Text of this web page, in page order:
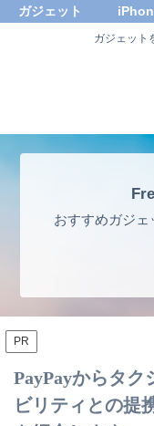
ガジェット
ガジェット
おすすめガジェ
PR
PayPayからタ
ビリティとの提